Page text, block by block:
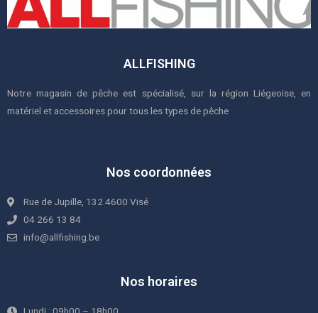
ALLFISHING
Notre magasin de pêche est spécialisé, sur la région Liégeoise, en
matériel et accessoires pour tous les types de pêche
Nos coordonnées
Rue de Jupille, 132 4600 Visé
04 266 13 84
info@allfishing.be
Nos horaires